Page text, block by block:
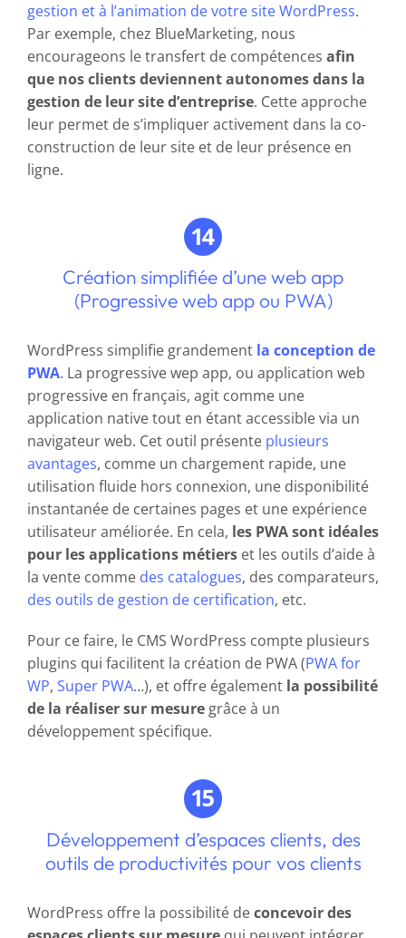
gestion et à l’animation de votre site WordPress.
Par exemple, chez BlueMarketing, nous
encourageons le transfert de compétences afin
que nos clients deviennent autonomes dans la
gestion de leur site d’entreprise. Cette approche
leur permet de s’impliquer activement dans la co-
construction de leur site et de leur présence en
ligne.
Création simplifiée d’une web app
(Progressive web app ou PWA)
WordPress simplifie grandement la conception de
PWA. La progressive wep app, ou application web
progressive en français, agit comme une
application native tout en étant accessible via un
navigateur web. Cet outil présenteplusieurs
avantages, comme un chargement rapide, une
utilisation fluide hors connexion, une disponibilité
instantanée de certaines pages et une expérience
utilisateur améliorée. En cela, les PWA sont idéales
pour les applications métierset les outils d’aide à
la vente comme des catalogues, des comparateurs,
des outils de gestion de certification, etc.
Pour ce faire, le CMS WordPress compte plusieurs
plugins qui facilitent la création de PWA (PWA for
WP, Super PWA…), et offre égalementla possibilité
de la réaliser sur mesuregrâce à un
développement spécifique.
Développement d’espaces clients, des
outils de productivités pour vos clients
WordPress offre la possibilité deconcevoir des